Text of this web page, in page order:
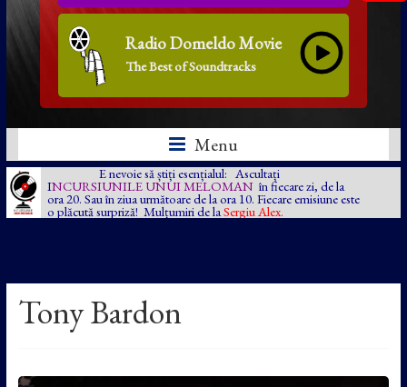
Radio Domeldo Movie
The Best of Soundtracks
Menu
E nevoie să știți esențialul: Ascultați
INCURSIUNILE UNUI MELOMAN în fiecare zi, de la
ora 20. Sau în ziua următoare de la ora 10. Fiecare emisiune este
o plăcută surpriză! Mulțumiri de la Sergiu Alex.
Tony Bardon